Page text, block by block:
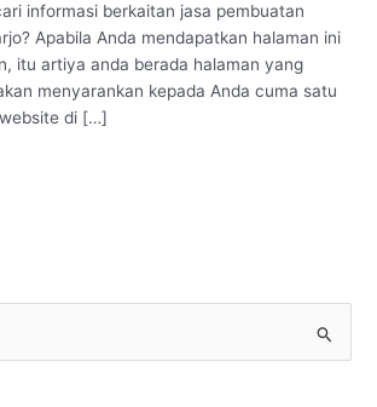
informasi berkaitan jasa pembuatan
Apabila Anda mendapatkan halaman ini
itu artiya anda berada halaman yang
menyarankan kepada Anda cuma satu
di […]